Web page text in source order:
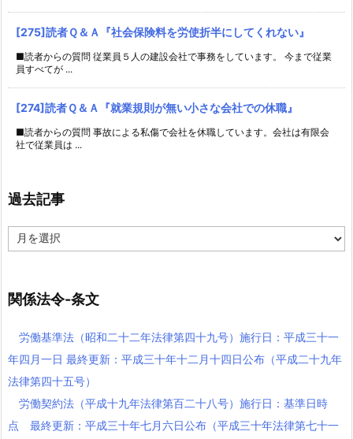
[275]読者Ｑ＆Ａ『社会保険料を労使折半にしてくれない』
■読者からの質問 従業員５人の建設会社で事務をしています。 今まで従業
員すべてが ...
[274]読者Ｑ＆Ａ『就業規則が無い小さな会社での休職』
■読者からの質問 事故による私傷で会社を休職しています。会社は有限会
社で従業員は ...
過去記事
去
関係法令-条文
労働基準法（昭和二十二年法律第四十九号）施行日：平成三十一
年四月一日 最終更新：平成三十年十二月十四日公布（平成二十九年
法律第四十五号）
労働契約法（平成十九年法律第百二十八号）施行日：基準日時
点 最終更新：平成三十年七月六日公布（平成三十年法律第七十一